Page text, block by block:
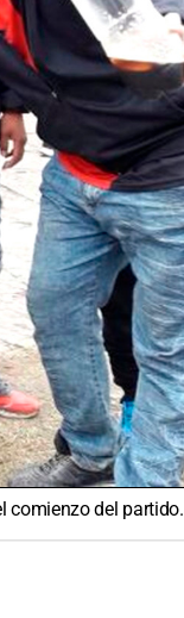
comienzo del partido.